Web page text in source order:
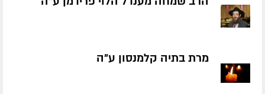
מרת בתיה קלמנסון ע״ה